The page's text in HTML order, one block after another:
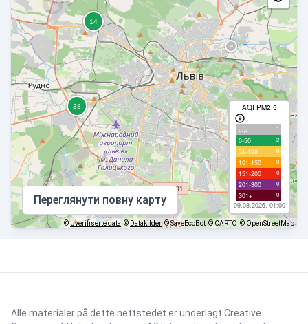
AQI PM2.5
с/д 1
0-50 2
51-100 0
101-150 0
151-200 0
201-300 0
301+ 0
09.08.2026, 01:00
Переглянути повну карту
©Uverifiserte data © Datakilder © SaveEcoBot © CARTO © OpenStreetMap
Alle materialer på dette nettstedet er underlagt Creative